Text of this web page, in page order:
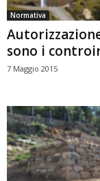
Normativa
sono i
7 Maggio 2015